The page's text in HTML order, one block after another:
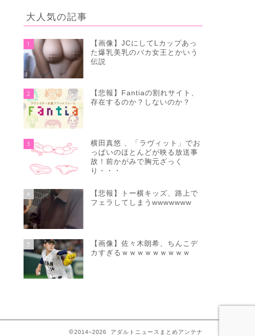
大人気の記事
1
【画像】JCにしてLカップあっ
た爆乳美乳のバカ女王とかいう
伝説
2
【悲報】Fantiaの割れサイト、
存在するのか？しないのか？
3
横田真悠 、「ラヴィット」でお
っぱいのほとんどが映る放送事
故！前かがみで胸元ざっく
り・・・
4
【悲報】トー横キッズ、路上で
フェラしてしまうwwwwwww
5
【画像】佐々木朗希、ちんこデ
カすぎるｗｗｗｗｗｗｗｗｗ
2014–2026 アダルトニュースまとめアンテナ